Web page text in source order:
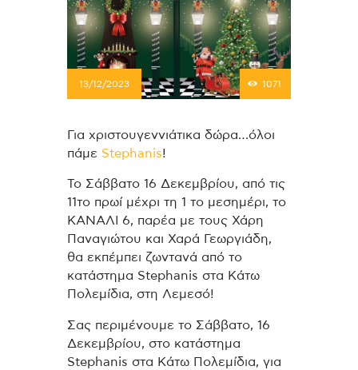
13/12/2023 1071
Για χριστουγεννιάτικα δώρα…όλοι
πάμε Stephanis!
Το Σάββατο 16 Δεκεμβρίου, από τις
11το πρωί μέχρι τη 1 το μεσημέρι, το
ΚΑΝΑΛΙ 6, παρέα με τους Χάρη
Παναγιώτου και Χαρά Γεωργιάδη,
θα εκπέμπει ζωντανά από το
κατάστημα Stephanis στα Κάτω
Πολεμίδια, στη Λεμεσό!
Σας περιμένουμε το Σάββατο, 16
Δεκεμβρίου, στο κατάστημα
Stephanis στα Κάτω Πολεμίδια, για